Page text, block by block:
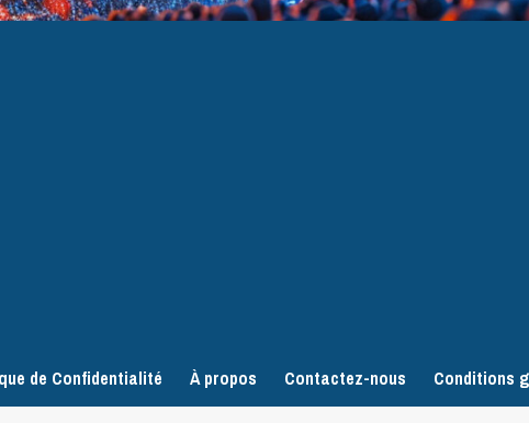
de Confidentialité À propos Contactez-nous Conditions